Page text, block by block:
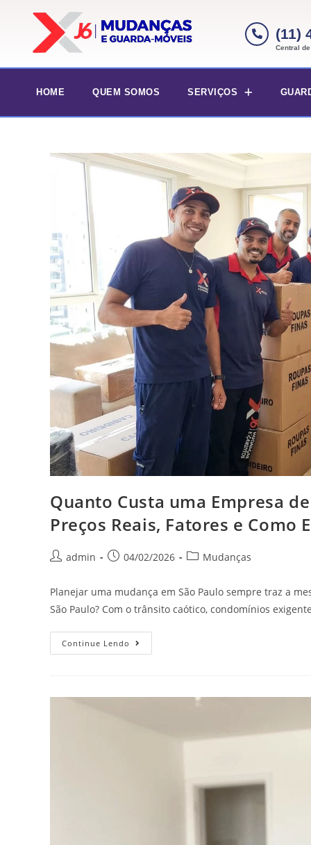
(11)
Central
HOME QUEM SOMOS SERVIÇOS
Quanto Custa uma Empresa
Preços Reais, Fatores e Como
admin 04/02/2026 Mudanças
Planejar uma mudança em São Paulo sempre traz a
São Paulo? Com o trânsito caótico, condomínios
Continue Lendo